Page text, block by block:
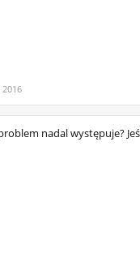
nadal występuje?